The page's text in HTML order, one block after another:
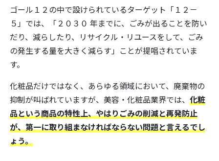
ゴール１２の中で設けられているターゲット「１２－
５」では、「２０３０ 年までに、ごみが出ることを防い
だり、減らしたり、リサイクル・リユースをして、ごみ
の発生する量を大きく減らす」ことが提唱されていま
す。
化粧品だけではなく、あらゆる領域において、廃棄物の
抑制が叫ばれていますが、美容・化粧品業界では、 化粧
品という商品の特性上、やはりごみの削減と再発防止
が、第一に取り組まなければならない問題と言えるでし
ょう。